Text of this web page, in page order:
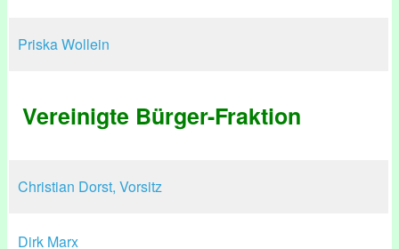
Priska Wollein
Vereinigte Bürger-Fraktion
Christian Dorst, Vorsitz
Dirk Marx